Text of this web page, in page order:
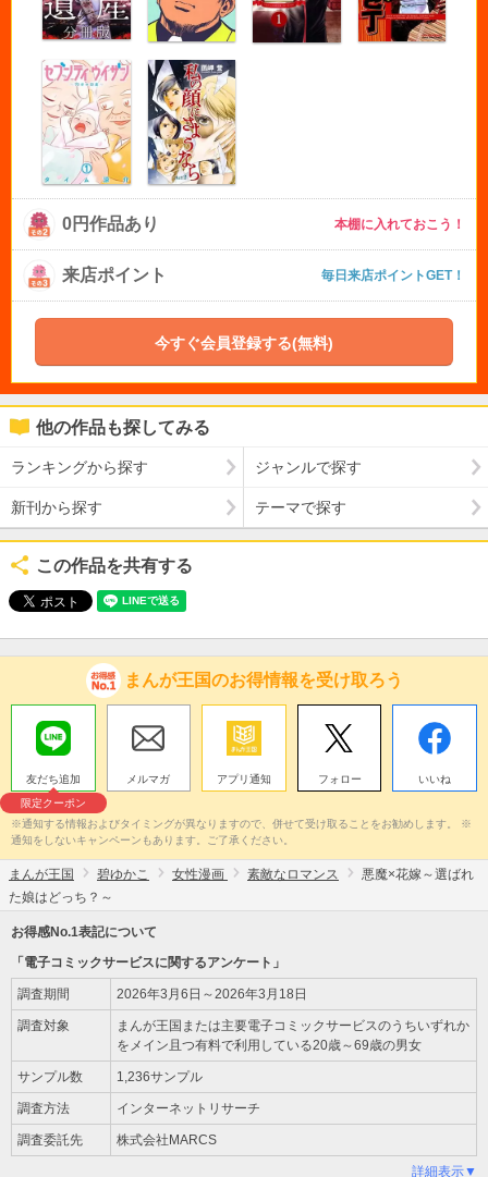
0円作品あり 本棚に入れておこう！
来店ポイント 毎日来店ポイントGET！
今すぐ会員登録する(無料)
他の作品も探してみる
ランキングから探す ジャンルで探す
新刊から探す テーマで探す
この作品を共有する
まんが王国のお得情報を受け取ろう
友だち追加
限定クーポン
メルマガ アプリ通知 フォロー いいね
※通知する情報およびタイミングが異なりますので、併せて受け取ることをお勧めします。 ※
通知をしないキャンペーンもあります。ご了承ください。
まんが王国 碧ゆかこ 女性漫画 素敵なロマンス
悪魔×花嫁～選ばれ
た娘はどっち？～
お得感No.1表記について
「電子コミックサービスに関するアンケート」
調査期間 2026年3月6日～2026年3月18日
調査対象
まんが王国または主要電子コミックサービスのうちいずれか
をメイン且つ有料で利用している20歳～69歳の男女
サンプル数 1,236サンプル
調査方法 インターネットリサーチ
調査委託先 株式会社MARCS
詳細表示▼